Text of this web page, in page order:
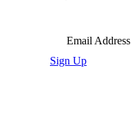
Email Address
Sign Up